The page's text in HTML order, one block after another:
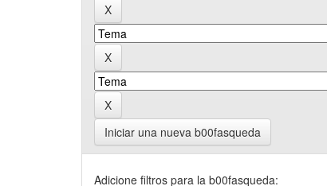
Iniciar una nueva b00fasqueda
Adicione filtros para la b00fasqueda: